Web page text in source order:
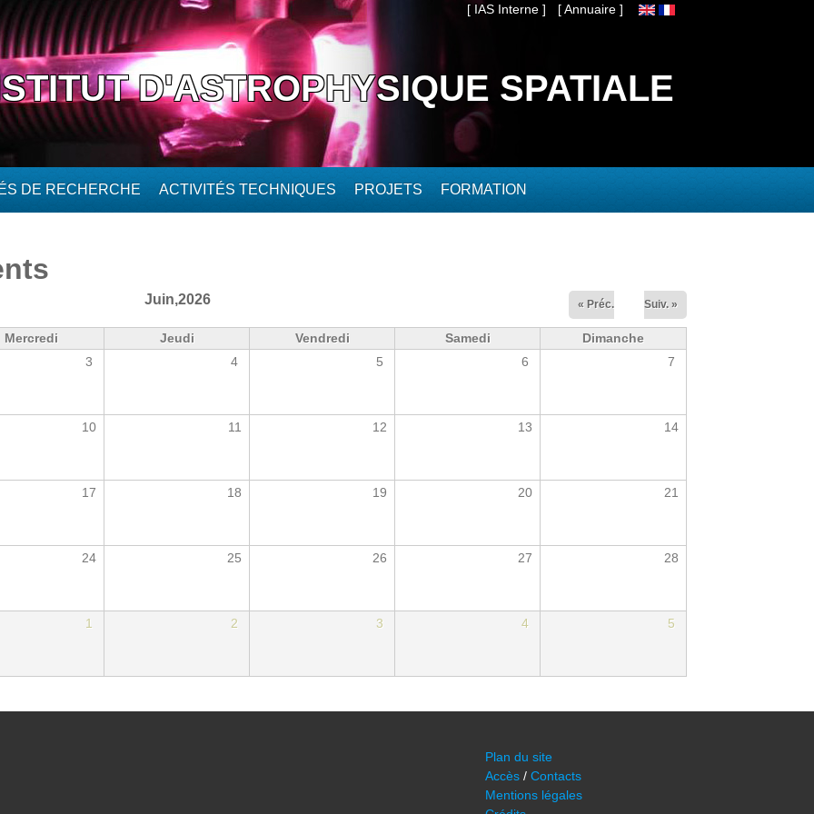
[ IAS Interne ] [ Annuaire ]
D'ASTROPHYSIQUE SPATIALE
DE RECHERCHE ACTIVITÉS TECHNIQUES PROJETS FORMATION
Juin,2026 « Préc. Suiv. »
Mercredi Jeudi Vendredi Samedi
Dimanche
3 4 5 6 7
10 11 12 13 14
17 18 19 20 21
24 25 26 27 28
1 2 3 4 5
Plan du site
Accès / Contacts
Mentions légales